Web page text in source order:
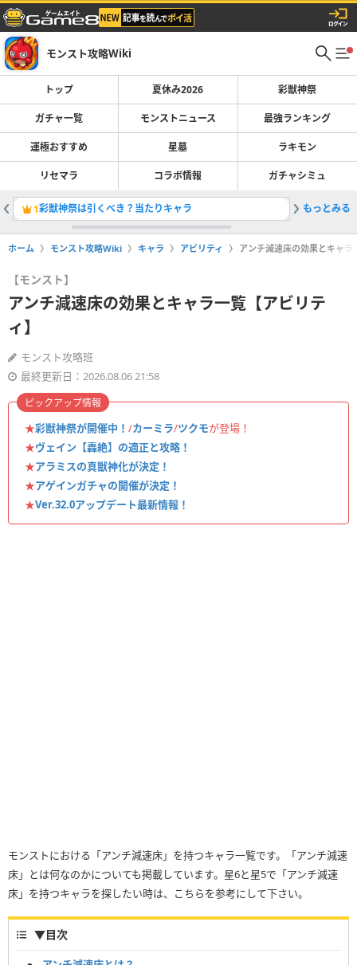
モンスト攻略Wiki
トップ 夏休み2026 彩獣神祭
ガチャ一覧 モンストニュース 最強ランキング
運極おすすめ 星墓 ラキモン
リセマラ コラボ情報 ガチャシミュ
1彩獣神祭は引くべき？当たりキャラ 2最強キ
もっとみる
ホーム モンスト攻略Wiki キャラ アビリティ アンチ減速床の効果とキャラ
【モンスト】
アンチ減速床の効果とキャラ一覧【アビリテ
ィ】
モンスト攻略班
最終更新日：2026.08.06 21:58
★彩獣神祭が開催中！ /カーミラ/ツクモが登場！
★ヴェイン【轟絶】の適正と攻略！
★アラミスの真獣神化が決定！
★アゲインガチャの開催が決定！
★Ver.32.0アップデート最新情報！
ピックアップ情報
モンストにおける「アンチ減速床」を持つキャラ一覧です。「アンチ減速
床」とは何なのかについても掲載しています。星6と星5で「アンチ減速
床」を持つキャラを探したい時は、こちらを参考にして下さい。
▼目次